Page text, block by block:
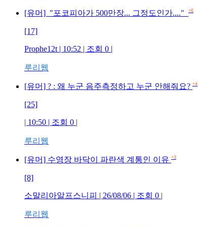
[유머] "포코피아가 500만장... 그정도인가...." +6
[17]
Prophe12t | 10:52 | 조회 0 |
루리웹
[유머] ? : 왜 누군 음주측정하고 누군 안해줘요? +4
[25]
| 10:50 | 조회 0 |
루리웹
[유머] 수영장 바닥이 파란색 계통인 이유 +3
[8]
소말리아알프스니피 | 26/08/06 | 조회 0 |
루리웹